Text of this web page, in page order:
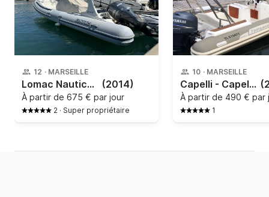
12 · MARSEILLE
Lomac Nautica - 790 In (2014)
À partir de 675 € par jour
2 · Super propriétaire
10 · MARSEILLE
Capelli - Capelli Tempest 626
À partir de 490 € par
1